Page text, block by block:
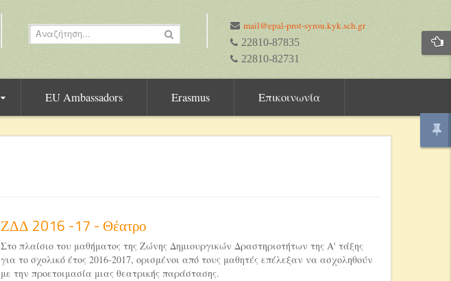
mail@epal-prot-syrou.kyk.sch.gr
22810-87835
22810-82731
EU Ambassadors Erasmus Επικοινωνία
ΖΔΔ 2016 -17 - Θέατρο
Στο πλαίσιο του μαθήματος της Ζώνης Δημιουργικών Δραστηριοτήτων της Α' τάξης
για το σχολικό έτος 2016-2017, ορισμένοι από τους μαθητές επέλεξαν να ασχοληθούν
με την προετοιμασία μιας θεατρικής παράστασης.